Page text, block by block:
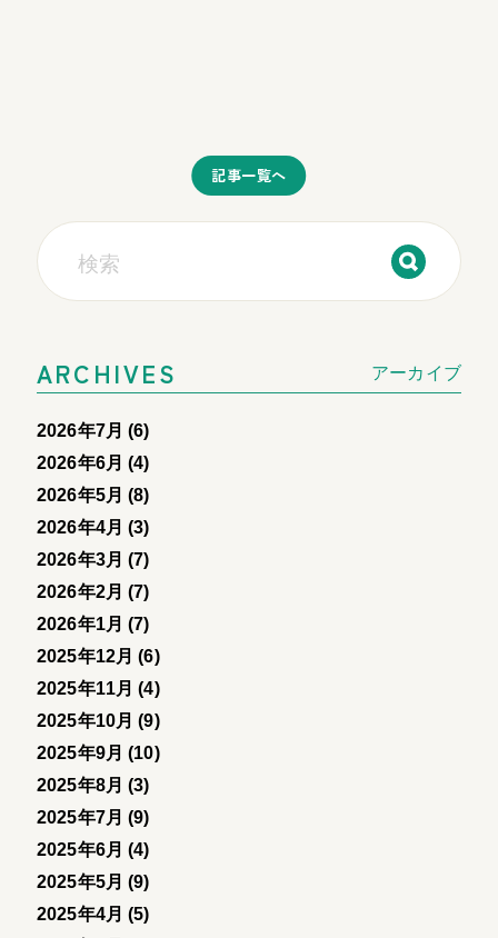
記事一覧へ
ARCHIVES アーカイブ
2026年7月 (6)
2026年6月 (4)
2026年5月 (8)
2026年4月 (3)
2026年3月 (7)
2026年2月 (7)
2026年1月 (7)
2025年12月 (6)
2025年11月 (4)
2025年10月 (9)
2025年9月 (10)
2025年8月 (3)
2025年7月 (9)
2025年6月 (4)
2025年5月 (9)
2025年4月 (5)